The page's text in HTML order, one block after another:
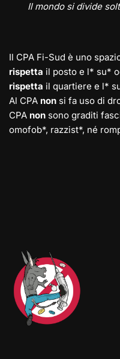
Il mondo si divide
Il CPA Fi-Sud è uno
rispetta il posto e l* su*
rispetta il quartiere e l*
Al CPA non si fa uso di
CPA non sono graditi
omofob*, razzist*, né